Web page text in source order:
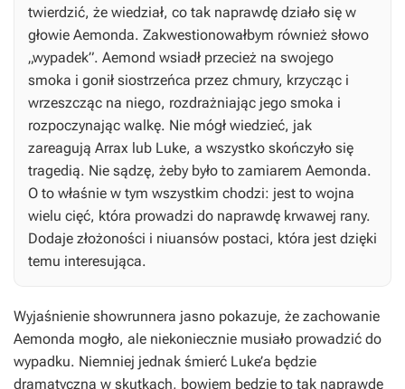
twierdzić, że wiedział, co tak naprawdę działo się w
głowie Aemonda. Zakwestionowałbym również słowo
„wypadek”. Aemond wsiadł przecież na swojego
smoka i gonił siostrzeńca przez chmury, krzycząc i
wrzeszcząc na niego, rozdrażniając jego smoka i
rozpoczynając walkę. Nie mógł wiedzieć, jak
zareagują Arrax lub Luke, a wszystko skończyło się
tragedią. Nie sądzę, żeby było to zamiarem Aemonda.
O to właśnie w tym wszystkim chodzi: jest to wojna
wielu cięć, która prowadzi do naprawdę krwawej rany.
Dodaje złożoności i niuansów postaci, która jest dzięki
temu interesująca.
Wyjaśnienie showrunnera jasno pokazuje, że zachowanie
Aemonda mogło, ale niekoniecznie musiało prowadzić do
wypadku. Niemniej jednak śmierć Luke’a będzie
dramatyczna w skutkach, bowiem będzie to tak naprawdę